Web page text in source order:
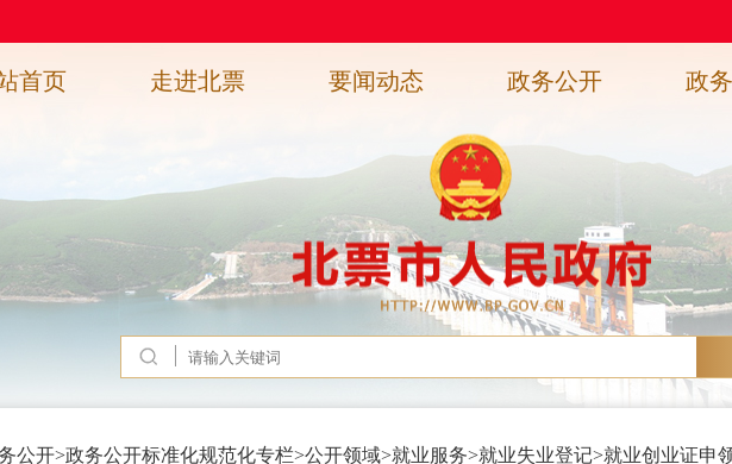
首页 走进北票 要闻动态 政务公开 政
公开>政务公开标准化规范化专栏>公开领域>就业服务>就业失业登记>就业创业证申